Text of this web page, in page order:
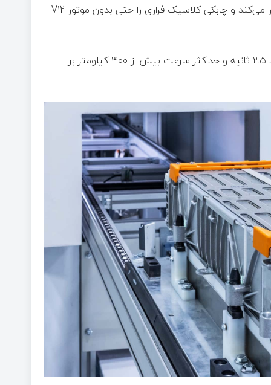
سیستم انتقال نیرو با فناوری توزیع هوشمند گشتاور در هر چرخ کار می‌کند و چابکی کلاسیک فراری را حتی بدون موتور V12
طبق داده‌های فاش‌شده، شتاب صفر تا صد کیلومتر بر ساعت حدود ۲.۵ ثانیه و حداکثر سرعت بیش از ۳۰۰ کیلومتر بر